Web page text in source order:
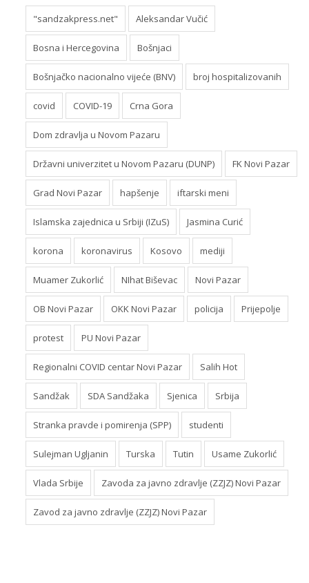
"sandzakpress.net" Aleksandar Vučić
Bosna i Hercegovina Bošnjaci
Bošnjačko nacionalno vijeće (BNV) broj hospitalizovanih
covid COVID-19 Crna Gora
Dom zdravlja u Novom Pazaru
Državni univerzitet u Novom Pazaru (DUNP) FK Novi Pazar
Grad Novi Pazar hapšenje iftarski meni
Islamska zajednica u Srbiji (IZuS) Jasmina Curić
korona koronavirus Kosovo mediji
Muamer Zukorlić NIhat Biševac Novi Pazar
OB Novi Pazar OKK Novi Pazar policija Prijepolje
protest PU Novi Pazar
Regionalni COVID centar Novi Pazar Salih Hot
Sandžak SDA Sandžaka Sjenica Srbija
Stranka pravde i pomirenja (SPP) studenti
Sulejman Ugljanin Turska Tutin Usame Zukorlić
Vlada Srbije Zavoda za javno zdravlje (ZZJZ) Novi Pazar
Zavod za javno zdravlje (ZZJZ) Novi Pazar